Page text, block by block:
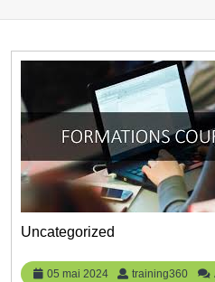
Uncategorized
05 mai 2024
05 training360